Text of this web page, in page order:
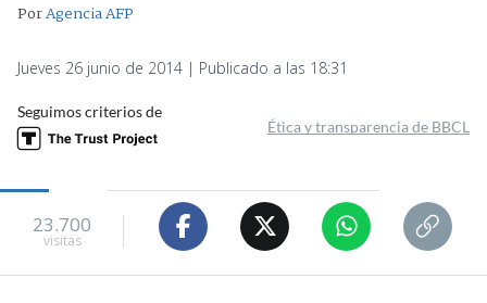
PorAgencia AFP
Jueves 26 junio de 2014 | Publicado a las 18:31
Seguimos criterios de
Ética y transparencia de BBCL
23.700
visitas